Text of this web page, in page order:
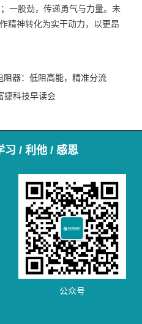
一股劲，传递勇气与力量。未
精神转化为实干动力，以更昂
阻器：低阻高能，精准分流
捷科技早读会
习 / 利他 / 感恩
公众号